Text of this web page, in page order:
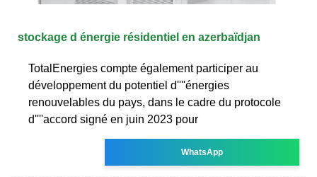
stockage d énergie résidentiel en azerbaïdjan
TotalEnergies compte également participer au
développement du potentiel d''''énergies
renouvelables du pays, dans le cadre du protocole
d''''accord signé en juin 2023 pour
WhatsApp